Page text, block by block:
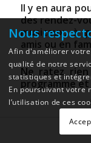
Il y en aura
des rendez-
musicaux, à
amis ou en
Ne ratez
programme et
Nous
Afin d'améliorer
qualité de notre
statistiques et
En poursuivant votre
l’utilisation de ces